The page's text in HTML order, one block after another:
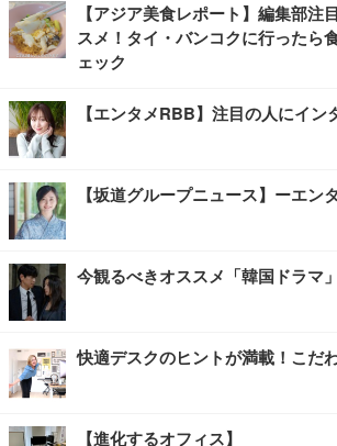
【アジア美食レポート】編集部注
スメ！タイ・バンコクに行ったら
ェック
【エンタメRBB】注目の人にイン
【坂道グループニュース】ーエン
今観るべきオススメ「韓国ドラマ」
快適デスクのヒントが満載！こだ
【進化するオフィス】